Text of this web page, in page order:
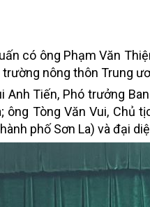
có ông Phạm Văn
nông thôn Trung
Anh Tiến, Phó trưởng
ông Tòng Văn Vui, Chủ
phố Sơn La) và đại